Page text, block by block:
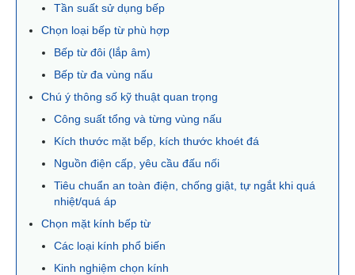
Tần suất sử dụng bếp
Chọn loại bếp từ phù hợp
Bếp từ đôi (lắp âm)
Bếp từ đa vùng nấu
Chú ý thông số kỹ thuật quan trọng
Công suất tổng và từng vùng nấu
Kích thước mặt bếp, kích thước khoét đá
Nguồn điện cấp, yêu cầu đấu nối
Tiêu chuẩn an toàn điện, chống giật, tự ngắt khi quá
nhiệt/quá áp
Chọn mặt kính bếp từ
Các loại kính phổ biến
Kinh nghiệm chọn kính